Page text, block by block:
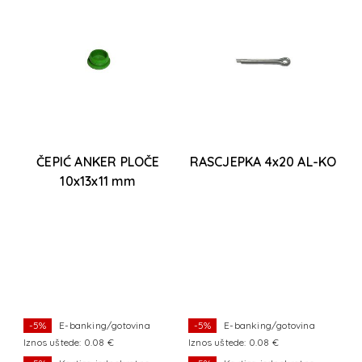
ČEPIĆ ANKER PLOČE
10x13x11 mm
-5%
E-banking/gotovina
Iznos uštede: 0.08 €
RASCJEPKA 4x20 AL-KO
-5%
E-banking/gotovina
Iznos uštede: 0.08 €